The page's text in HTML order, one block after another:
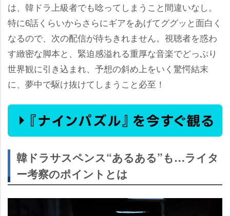
は、韓ドラ上級者でも唸ってしまうこと間違いなし。
特に6話くらいからさらにギアをあげてググッと面白く
なるので、次の配信が待ちきれません。視聴者を惑わ
す緻密な脚本と、緊迫感溢れる重厚な音楽でどっぷり
世界観に引き込まれ、予想の斜め上をいく驚愕結末
に、夢中で駆け抜けてしまうこと必至！
韓ドラサスペンス“あるある”も…ライタ
ー考察のポイントとは